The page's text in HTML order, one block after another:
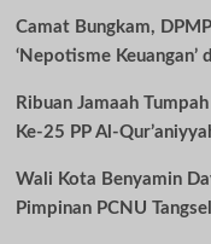
Camat Bungkam,
‘Nepotisme Keuangan’
Ribuan Jamaah
Ke-25 PP Al-
Wali Kota Benyamin
Pimpinan PCNU